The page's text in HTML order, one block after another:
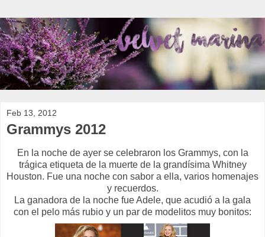
Feb 13, 2012
Grammys 2012
En la noche de ayer se celebraron los Grammys, con la
trágica etiqueta de la muerte de la grandísima Whitney
Houston. Fue una noche con sabor a ella, varios homenajes
y recuerdos.
La ganadora de la noche fue Adele, que acudió a la gala
con el pelo más rubio y un par de modelitos muy bonitos: